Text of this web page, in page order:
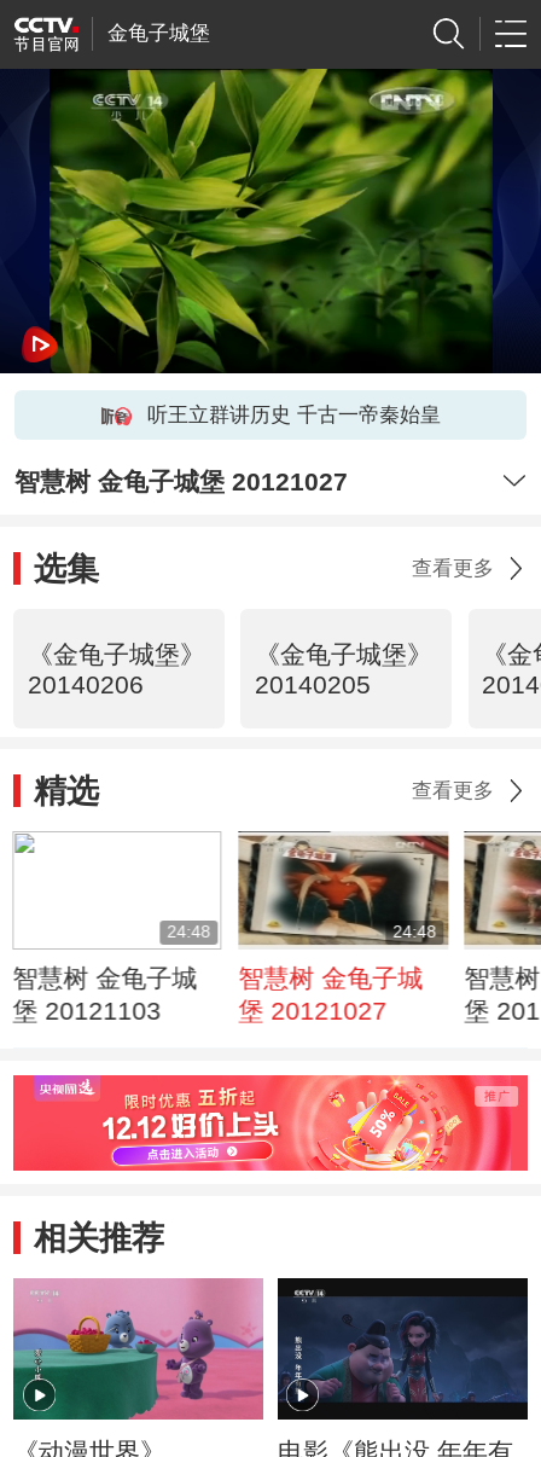
金龟子城堡
听王立群讲历史 千古一帝秦始皇
智慧树 金龟子城堡 20121027
选集 查看更多
《金龟子城堡》
20140206
《金龟子城堡》
20140205
《
精选 查看更多
24:48
智慧树 金龟子城
堡 20121103
24:48
智慧树 金龟子城
堡 20121027
智慧
堡
相关推荐